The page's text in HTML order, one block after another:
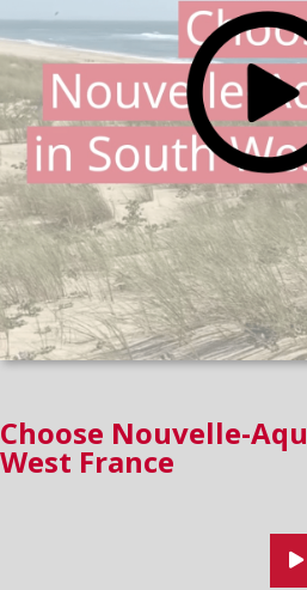
Choose Nouvelle-
West France